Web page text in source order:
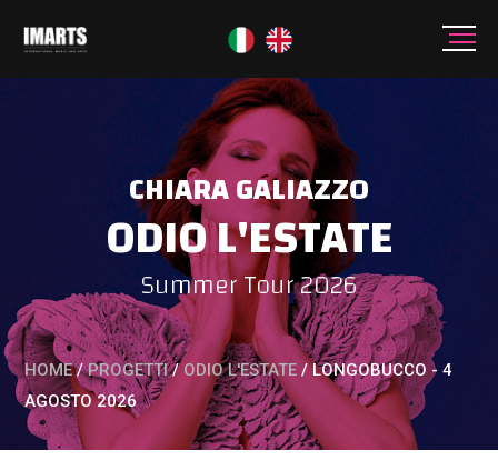
CHIARA GALIAZZO
ODIO L'ESTATE
Summer Tour 2026
HOME / PROGETTI / ODIO L'ESTATE / LONGOBUCCO - 4
AGOSTO 2026